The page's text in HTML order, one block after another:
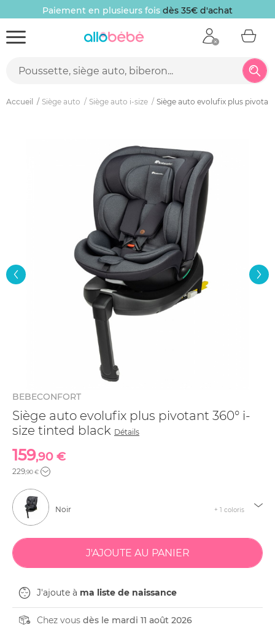
Paiement en plusieurs fois dès 35€ d'achat
Accueil Siège auto Siège auto i-size Siège auto evolufix plus
BEBECONFORT
Siège auto evolufix plus pivotant 360° i-
size tinted black Détails
159,90 €
229,90 €
Noir + 1 coloris
J'ajoute à ma liste de naissance
Chez vous dès le mardi 11 août 2026